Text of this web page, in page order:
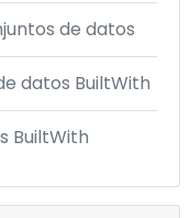
de datos
datos BuiltWith
BuiltWith